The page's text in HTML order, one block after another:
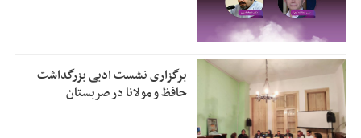
برگزاری نشست ادبی بزرگداشت
حافظ و مولانا در صربستان